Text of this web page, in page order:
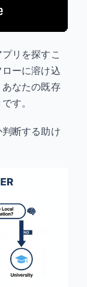
リを探すこ
ーに溶け込
なたの既存
す。
断する助け